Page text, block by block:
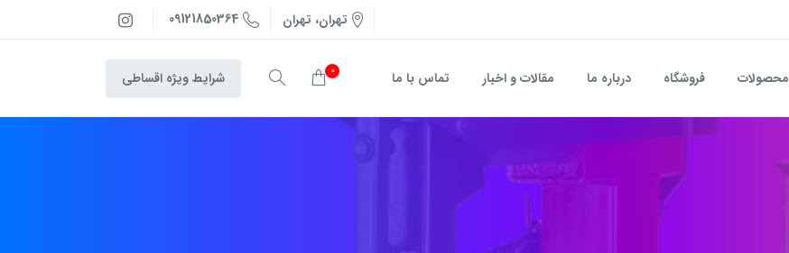
تهران، تهران 09121850364
محصولات فروشگاه درباره ما مقالات و اخبار تماس با ما 0 شرایط ویژه اقساطی